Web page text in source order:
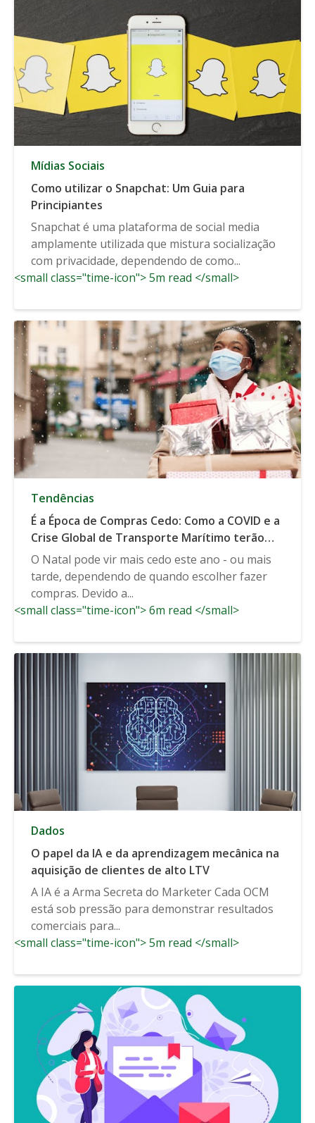
Mídias Sociais
Como utilizar o Snapchat: Um Guia para
Principiantes
Snapchat é uma plataforma de social media
amplamente utilizada que mistura socialização
com privacidade, dependendo de como...
<small class="time-icon"> 5m read </small>
Tendências
É a Época de Compras Cedo: Como a COVID e a
Crise Global de Transporte Marítimo terão
Impacto no Comportamento do Consumidor
de Férias
O Natal pode vir mais cedo este ano - ou mais
tarde, dependendo de quando escolher fazer
compras. Devido a...
<small class="time-icon"> 6m read </small>
Dados
O papel da IA e da aprendizagem mecânica na
aquisição de clientes de alto LTV
A IA é a Arma Secreta do Marketer Cada OCM
está sob pressão para demonstrar resultados
comerciais para...
<small class="time-icon"> 5m read </small>